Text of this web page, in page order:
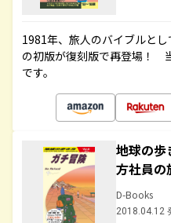
1981年、旅人のバイブルと
の初版が復刻版で再登場！
です。
地球の歩
方社員の
D-Books
2018.04.12